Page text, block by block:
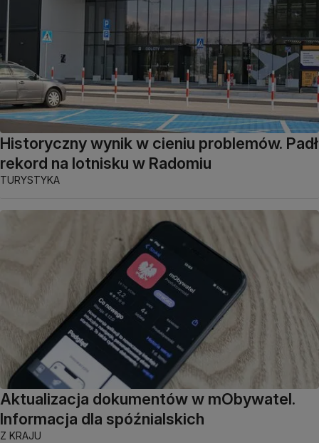
Historyczny wynik w cieniu problemów. Padł
rekord na lotnisku w Radomiu
TURYSTYKA
Aktualizacja dokumentów w mObywatel.
Informacja dla spóźnialskich
Z KRAJU